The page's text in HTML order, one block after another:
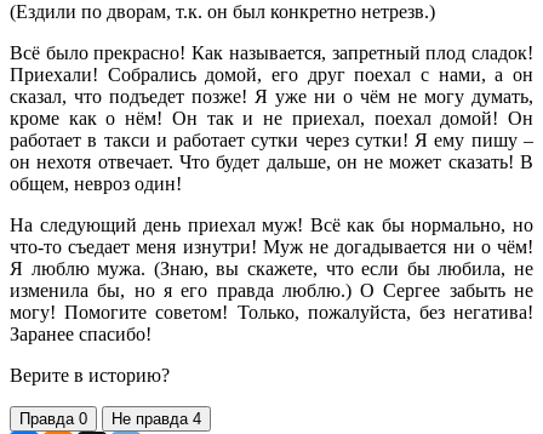
(Ездили по дворам, т.к. он был конкретно нетрезв.)
Всё было прекрасно! Как называется, запретный плод сладок!
Приехали! Собрались домой, его друг поехал с нами, а он
сказал, что подъедет позже! Я уже ни о чём не могу думать,
кроме как о нём! Он так и не приехал, поехал домой! Он
работает в такси и работает сутки через сутки! Я ему пишу –
он нехотя отвечает. Что будет дальше, он не может сказать! В
общем, невроз один!
На следующий день приехал муж! Всё как бы нормально, но
что-то съедает меня изнутри! Муж не догадывается ни о чём!
Я люблю мужа. (Знаю, вы скажете, что если бы любила, не
изменила бы, но я его правда люблю.) О Сергее забыть не
могу! Помогите советом! Только, пожалуйста, без негатива!
Заранее спасибо!
Верите в историю?
Правда 0 Не правда 4